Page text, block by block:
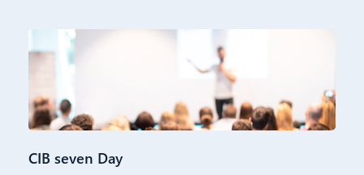
CIB seven Day